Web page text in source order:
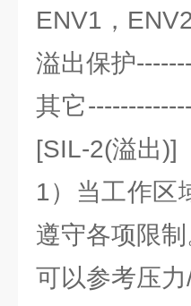
ENV1，
溢出保护
其它
[SIL-2(溢出)]
1）当工作区
遵守各项限
可以参考压力